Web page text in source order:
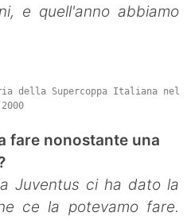
e quell'anno abbiamo
della Supercoppa Italiana nel
2000
fare nonostante una
Juventus ci ha dato la
ce la potevamo fare.